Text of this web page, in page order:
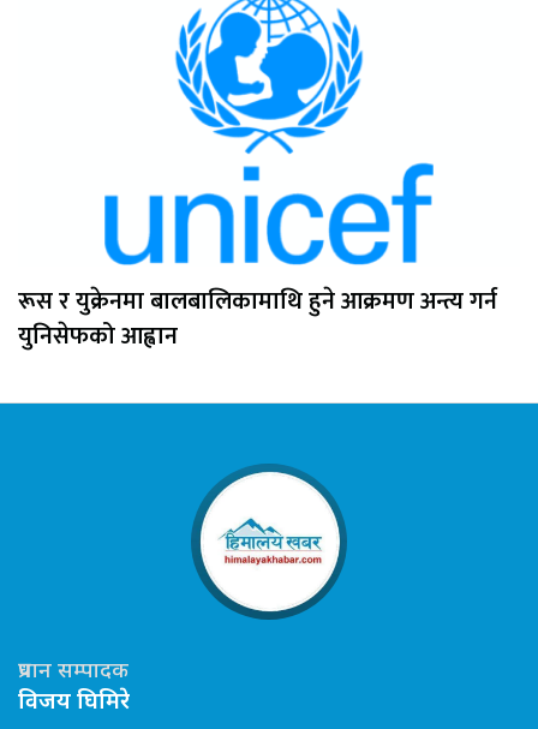
रूस र युक्रेनमा बालबालिकामाथि हुने आक्रमण अन्त्य गर्न
युनिसेफको आह्वान
प्रधान सम्पादक
विजय घिमिरे